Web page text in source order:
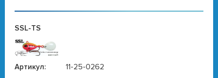
SSL-TS
Артикул:
11-25-0262